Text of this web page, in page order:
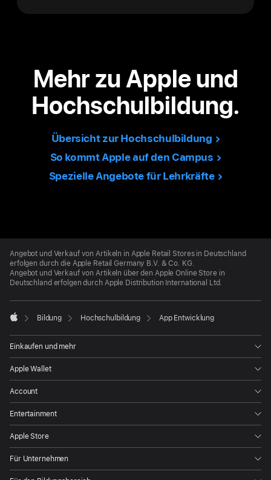
Mehr zu Apple und
Hochschul­bildung.
Übersicht zur Hochschulbildung
So kommt Apple auf den Campus
Spezielle Angebote für Lehrkräfte
Footer
Angebot und Verkauf von Artikeln in Apple Retail Stores in Deutschland
erfolgen durch die Apple Retail Germany B.V. & Co. KG.
Angebot und Verkauf von Artikeln über den Apple Online Store in
Deutschland erfolgen durch Apple Distribution International Ltd.

Bildung Hochschulbildung App Entwicklung
Einkaufen und mehr
Apple Wallet
Account
Entertainment
Apple Store
Für Unternehmen